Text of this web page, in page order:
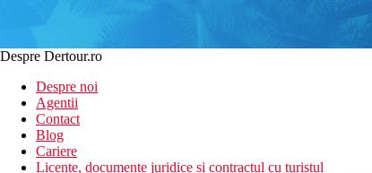
Despre Dertour.ro
Despre noi
Agentii
Contact
Blog
Cariere
Licente, documente juridice si contractul cu turistul